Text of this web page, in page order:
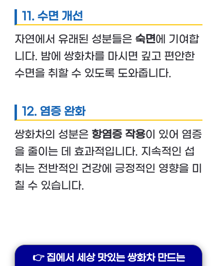
11. 수면 개선
자연에서 유래된 성분들은 숙면에 기여합
니다. 밤에 쌍화차를 마시면 깊고 편안한
수면을 취할 수 있도록 도와줍니다.
12. 염증 완화
쌍화차의 성분은 항염증 작용이 있어 염증
을 줄이는 데 효과적입니다. 지속적인 섭
취는 전반적인 건강에 긍정적인 영향을 미
칠 수 있습니다.
👉 집에서 세상 맛있는 쌍화차 만드는